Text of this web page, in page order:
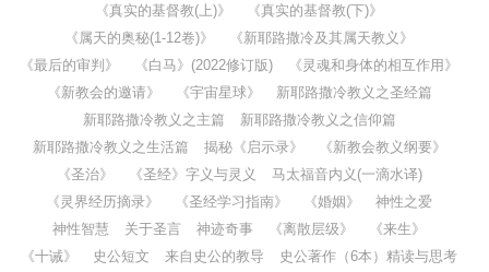
《真实的基督教(上)》
《真实的基督教(下)》
《属天的奥秘(1-12卷)》
《新耶路撒冷及其属天教义》
《最后的审判》
《白马》(2022修订版)
《灵魂和身体的相互作用》
《新教会的邀请》
《宇宙星球》
新耶路撒冷教义之圣经篇
新耶路撒冷教义之主篇
新耶路撒冷教义之信仰篇
新耶路撒冷教义之生活篇
揭秘《启示录》
《新教会教义纲要》
《圣治》
《圣经》字义与灵义
马太福音内义(一滴水译)
《灵界经历摘录》
《圣经学习指南》 《婚姻》
神性之爱
神性智慧
关于圣言 神迹奇事 《离散层级》
《来生》
《十诫》
史公短文 来自史公的教导 史公著作（6本）精读与思考